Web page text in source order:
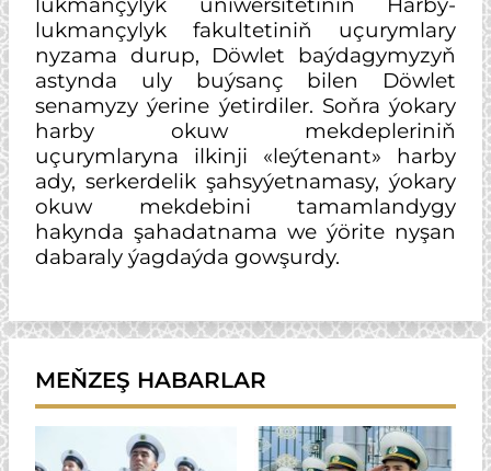
lukmançylyk uniwersitetiniň Harby-
lukmançylyk fakultetiniň uçurymlary
nyzama durup, Döwlet baýdagymyzyň
astynda uly buýsanç bilen Döwlet
senamyzy ýerine ýetirdiler. Soňra ýokary
harby okuw mekdepleriniň
uçurymlaryna ilkinji «leýtenant» harby
ady, serkerdelik şahsyýetnamasy, ýokary
okuw mekdebini tamamlandygy
hakynda şahadatnama we ýörite nyşan
dabaraly ýagdaýda gowşurdy.
MEŇZEŞ HABARLAR